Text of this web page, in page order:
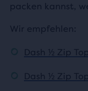
packen kannst,
Wir empfehlen:
Dash ½ Zip Top
Dash ½ Zip Top